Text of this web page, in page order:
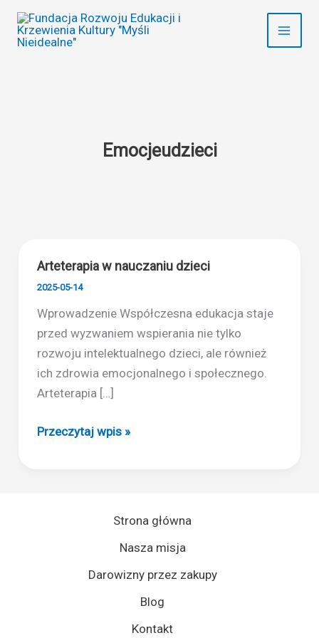
Przejdź
treści
Emocjeudzieci
Arteterapia w nauczaniu dzieci
2025-05-14
Wprowadzenie Współczesna edukacja staje
przed wyzwaniem wspierania nie tylko
rozwoju intelektualnego dzieci, ale również
ich zdrowia emocjonalnego i społecznego.
Arteterapia […]
Arteterapia
Przeczytaj wpis »
Strona główna
Nasza misja
Darowizny przez zakupy
Blog
Kontakt